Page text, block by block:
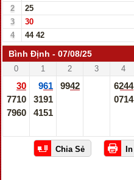
2
25
3
30
4
44 42
Bình Định - 07/08/25
0 1 2 3 4
30
7710
7960
961
3191
4151
9942
6244
0714